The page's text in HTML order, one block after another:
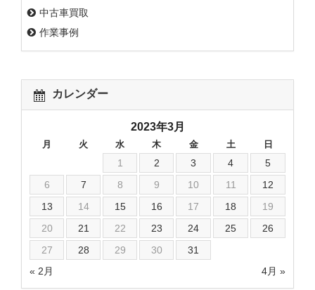
中古車買取
作業事例
カレンダー
2023年3月
月 火 水 木 金 土 日
« 2月 4月 »
1 2 3 4
5
6
7 8 9 10 11
12
13
14 15 16 17 18
19
20
21 22 23 24 25
26
27
28 29 30 31